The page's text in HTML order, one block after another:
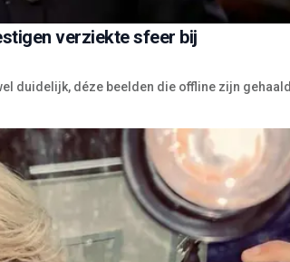
verziekte sfeer bij
duidelijk, déze beelden die offline zijn gehaald